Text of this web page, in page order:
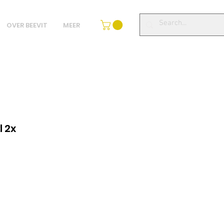
OVER BEEVIT MEER
2x